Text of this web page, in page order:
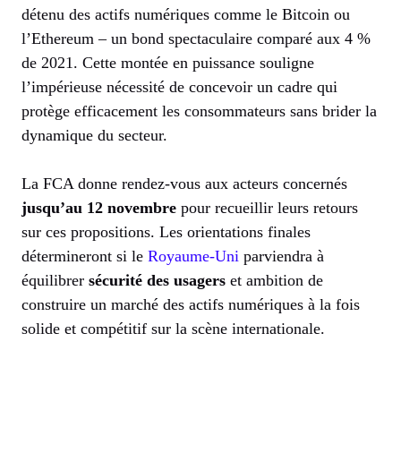
détenu des actifs numériques comme le Bitcoin ou
l’Ethereum – un bond spectaculaire comparé aux 4 %
de 2021. Cette montée en puissance souligne
l’impérieuse nécessité de concevoir un cadre qui
protège efficacement les consommateurs sans brider la
dynamique du secteur.
La FCA donne rendez-vous aux acteurs concernés
jusqu’au 12 novembre pour recueillir leurs retours
sur ces propositions. Les orientations finales
détermineront si le Royaume-Uni parviendra à
équilibrer sécurité des usagers et ambition de
construire un marché des actifs numériques à la fois
solide et compétitif sur la scène internationale.